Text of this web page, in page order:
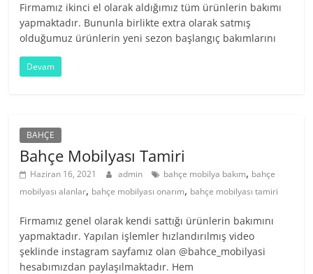
Firmamız ikinci el olarak aldığımız tüm ürünlerin bakımı
yapmaktadır. Bununla birlikte extra olarak satmış
olduğumuz ürünlerin yeni sezon başlangıç bakımlarını
Devam
BAHÇE
Bahçe Mobilyası Tamiri
Haziran 16, 2021 admin bahçe mobilya bakım, bahçe
mobilyası alanlar, bahçe mobilyası onarım, bahçe mobilyası tamiri
Firmamız genel olarak kendi sattığı ürünlerin bakımını
yapmaktadır. Yapılan işlemler hızlandırılmış video
şeklinde instagram sayfamız olan @bahce_mobilyasi
hesabımızdan paylaşılmaktadır. Hem